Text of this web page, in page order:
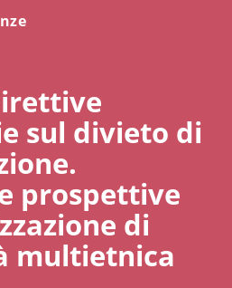
sul divieto di
prospettive
di
multietnica